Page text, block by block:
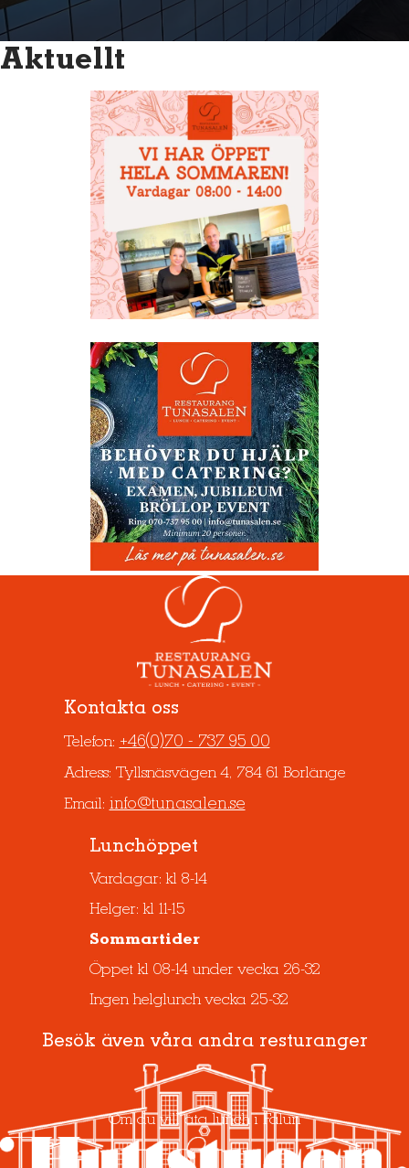
Aktuellt
Kontakta oss
Telefon: +46(0)70 - 737 95 00
Adress: Tyllsnäsvägen 4, 784 61 Borlänge
Email: info@tunasalen.se
Lunchöppet
Vardagar: kl 8-14
Helger: kl 11-15
Sommartider
Öppet kl 08-14 under vecka 26-32
Ingen helglunch vecka 25-32
Besök även våra andra resturanger
Om du vill äta lunch i Falun